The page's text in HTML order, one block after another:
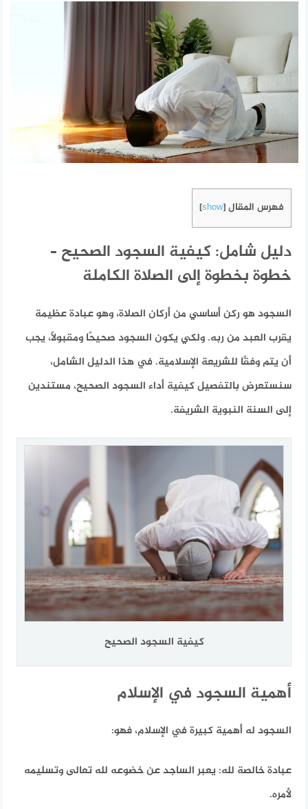
فهرس المقال [
show
]
دليل شامل: كيفية السجود الصحيح –
خطوة بخطوة إلى الصلاة الكاملة
السجود هو ركن أساسي من أركان الصلاة، وهو عبادة عظيمة
يقرب العبد من ربه. ولكي يكون السجود صحيحًا ومقبولًا، يجب
أن يتم وفقًا للشريعة الإسلامية. في هذا الدليل الشامل،
سنستعرض بالتفصيل كيفية أداء السجود الصحيح، مستندين
إلى السنة النبوية الشريفة.
كيفية السجود الصحيح
أهمية السجود في الإسلام
السجود له أهمية كبيرة في الإسلام، فهو:
عبادة خالصة لله: يعبر الساجد عن خضوعه لله تعالى وتسليمه
لأمره.